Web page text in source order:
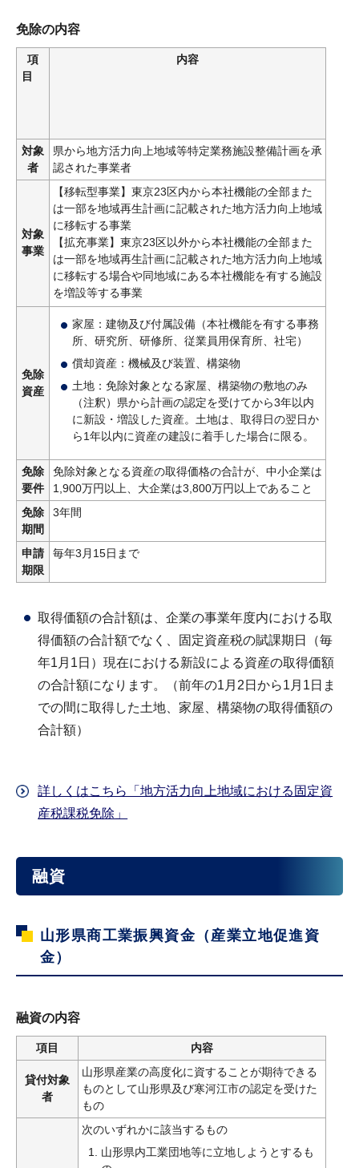
免除の内容
項
目
内容
対象
者
県から地方活力向上地域等特定業務施設整備計画を承
認された事業者
対象
事業
【移転型事業】東京23区内から本社機能の全部また
は一部を地域再生計画に記載された地方活力向上地域
に移転する事業
【拡充事業】東京23区以外から本社機能の全部また
は一部を地域再生計画に記載された地方活力向上地域
に移転する場合や同地域にある本社機能を有する施設
を増設等する事業
免除
資産
家屋：建物及び付属設備（本社機能を有する事務
所、研究所、研修所、従業員用保育所、社宅）
償却資産：機械及び装置、構築物
土地：免除対象となる家屋、構築物の敷地のみ
（注釈）県から計画の認定を受けてから3年以内
に新設・増設した資産。土地は、取得日の翌日か
ら1年以内に資産の建設に着手した場合に限る。
免除
要件
免除対象となる資産の取得価格の合計が、中小企業は
1,900万円以上、大企業は3,800万円以上であること
免除
期間
3年間
申請
期限
毎年3月15日まで
取得価額の合計額は、企業の事業年度内における取
得価額の合計額でなく、固定資産税の賦課期日（毎
年1月1日）現在における新設による資産の取得価額
の合計額になります。（前年の1月2日から1月1日ま
での間に取得した土地、家屋、構築物の取得価額の
合計額）
詳しくはこちら「地方活力向上地域における固定資
産税課税免除」
融資
山形県商工業振興資金（産業立地促進資
金）
融資の内容
項目 内容
貸付対象
者
山形県産業の高度化に資することが期待できる
ものとして山形県及び寒河江市の認定を受けた
もの
次のいずれかに該当するもの
山形県内工業団地等に立地しようとするも